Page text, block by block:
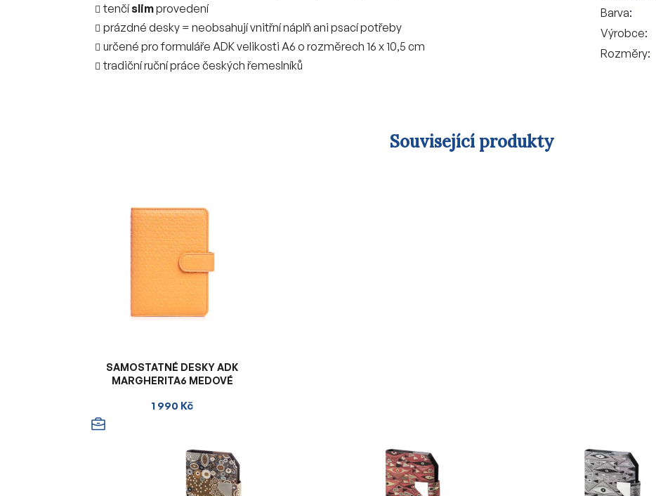
tenčíslimprovedení
prázdné desky = neobsahují vnitřní náplň ani psací potřeby
určené pro formuláře ADK velikosti A6 o rozměrech 16 x 10,5 cm
tradiční ruční práce českých řemeslníků
Barva
Výrobce
Rozměry
Související produkty
SAMOSTATNÉ DESKY ADK
MARGHERITA6 MEDOVÉ
1 990 Kč